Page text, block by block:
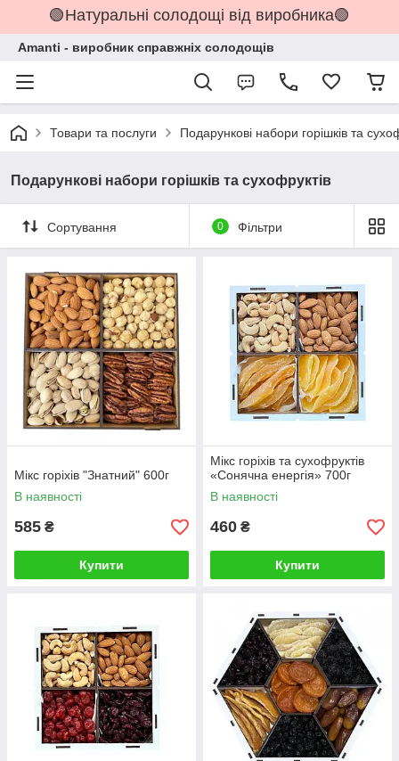
🟢Натуральні солодощі від виробника🟢
Amanti - виробник справжніх солодощів
Товари та послуги Подарункові набори горішків та
Подарункові набори горішків та сухофруктів
Сортування 0 Фільтри
Мікс горіхів "Знатний" 600г
В наявності
585 ₴
Купити
Мікс горіхів та сухофруктів
«Сонячна енергія» 700г
В наявності
460 ₴
Купити